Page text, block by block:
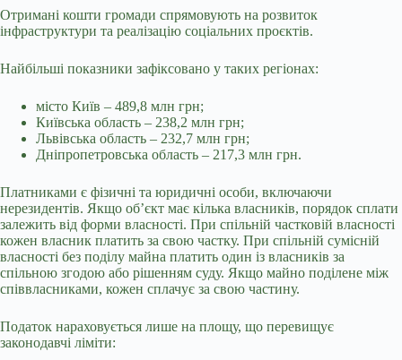
Отримані кошти громади спрямовують на розвиток
інфраструктури та реалізацію соціальних проєктів.
Найбільші показники зафіксовано у таких регіонах:
місто Київ – 489,8 млн грн;
Київська область – 238,2 млн грн;
Львівська область – 232,7 млн грн;
Дніпропетровська область – 217,3 млн грн.
Платниками є фізичні та юридичні особи, включаючи
нерезидентів. Якщо об’єкт має кілька власників, порядок сплати
залежить від форми власності. При спільній частковій власності
кожен власник платить за свою частку. При спільній сумісній
власності без поділу майна платить один із власників за
спільною згодою або рішенням суду. Якщо майно поділене між
співвласниками, кожен сплачує за свою частину.
Податок нараховується лише на площу, що перевищує
законодавчі ліміти: